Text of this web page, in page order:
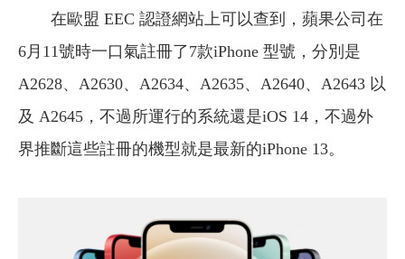
在歐盟 EEC 認證網站上可以查到，蘋果公司在
6月11號時一口氣註冊了7款iPhone 型號，分別是
A2628、A2630、A2634、A2635、A2640、A2643 以
及 A2645，不過所運行的系統還是iOS 14，不過外
界推斷這些註冊的機型就是最新的iPhone 13。